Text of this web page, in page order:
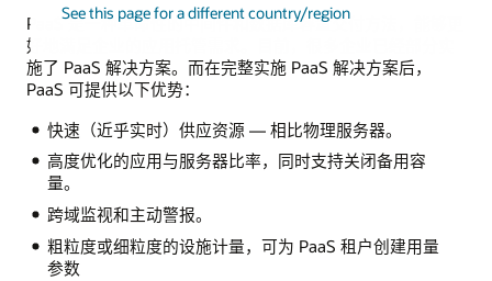
See this page for a different country/region
PaaS 是一种革命性的中间件和数据库容量交付方法，能够更
好地满足企业的应用托管需求。目前，很多企业已经部分实
施了 PaaS 解决方案。而在完整实施 PaaS 解决方案后，
PaaS 可提供以下优势：
快速（近乎实时）供应资源 — 相比物理服务器。
高度优化的应用与服务器比率，同时支持关闭备用容
量。
跨域监视和主动警报。
粗粒度或细粒度的设施计量，可为 PaaS 租户创建用量
参数